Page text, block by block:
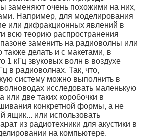
заменяют очень похожими на них,
Например, для моделирования
или дифракционных явлений в
всю теорию распространения
заменить на радиоволны или
делать и с макетами, в
1 кГц звуковых волн в воздухе
в радиоволнах. Так, что,
систему можно выполнить в
исследовать маленькую
или две таких коробочки в
конкретной формы, а не
ящик... или использовать
из радиотехники для акустики в
на компьютере.